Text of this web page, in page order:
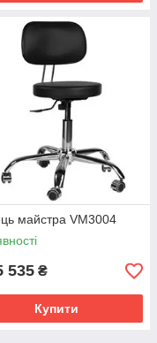
майстра VM3004
535 ₴
Купити